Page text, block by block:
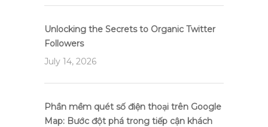
Unlocking the Secrets to Organic Twitter
Followers
July 14, 2026
Phần mềm quét số điện thoại trên Google
Map: Bước đột phá trong tiếp cận khách